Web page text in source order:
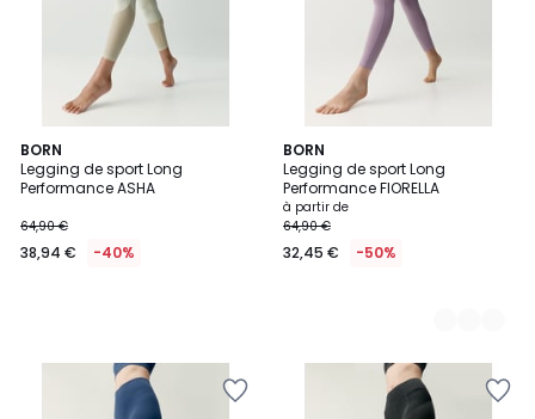
BORN
Legging de sport Long
Performance ASHA
64,90 €
38,94 € -40%
BORN
Legging de sport Long
Performance FIORELLA
à partir de
64,90 €
32,45 € -50%
3
Couleurs